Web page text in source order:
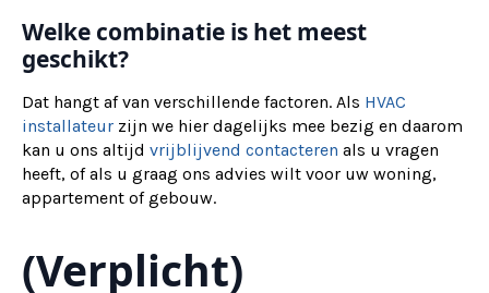
Welke combinatie is het meest
geschikt?
Dat hangt af van verschillende factoren. Als HVAC
installateur zijn we hier dagelijks mee bezig en daarom
kan u ons altijd vrijblijvend contacteren als u vragen
heeft, of als u graag ons advies wilt voor uw woning,
appartement of gebouw.
(Verplicht)